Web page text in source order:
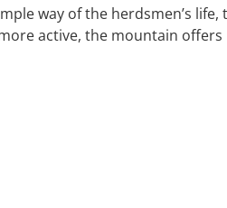
way of the herdsmen’s
active, the mountain offers